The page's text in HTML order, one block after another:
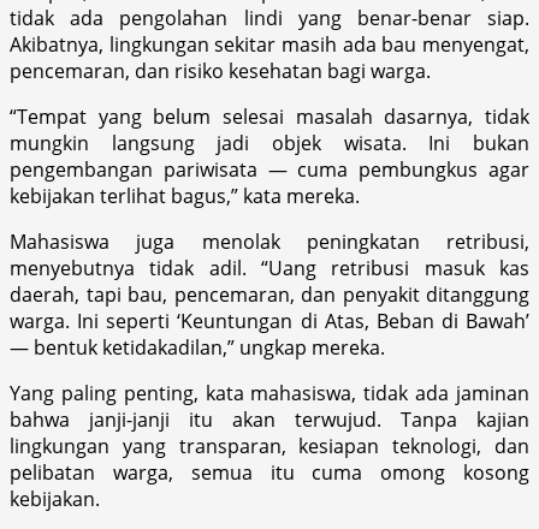
tidak ada pengolahan lindi yang benar-benar siap.
Akibatnya, lingkungan sekitar masih ada bau menyengat,
pencemaran, dan risiko kesehatan bagi warga.
“Tempat yang belum selesai masalah dasarnya, tidak
mungkin langsung jadi objek wisata. Ini bukan
pengembangan pariwisata — cuma pembungkus agar
kebijakan terlihat bagus,” kata mereka.
Mahasiswa juga menolak peningkatan retribusi,
menyebutnya tidak adil. “Uang retribusi masuk kas
daerah, tapi bau, pencemaran, dan penyakit ditanggung
warga. Ini seperti ‘Keuntungan di Atas, Beban di Bawah’
— bentuk ketidakadilan,” ungkap mereka.
Yang paling penting, kata mahasiswa, tidak ada jaminan
bahwa janji-janji itu akan terwujud. Tanpa kajian
lingkungan yang transparan, kesiapan teknologi, dan
pelibatan warga, semua itu cuma omong kosong
kebijakan.